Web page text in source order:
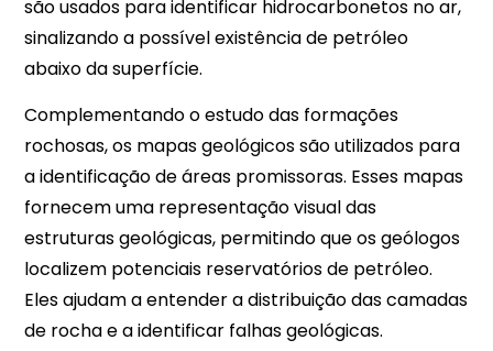
são usados para identificar hidrocarbonetos no ar,
sinalizando a possível existência de petróleo
abaixo da superfície.
Complementando o estudo das formações
rochosas, os mapas geológicos são utilizados para
a identificação de áreas promissoras. Esses mapas
fornecem uma representação visual das
estruturas geológicas, permitindo que os geólogos
localizem potenciais reservatórios de petróleo.
Eles ajudam a entender a distribuição das camadas
de rocha e a identificar falhas geológicas.